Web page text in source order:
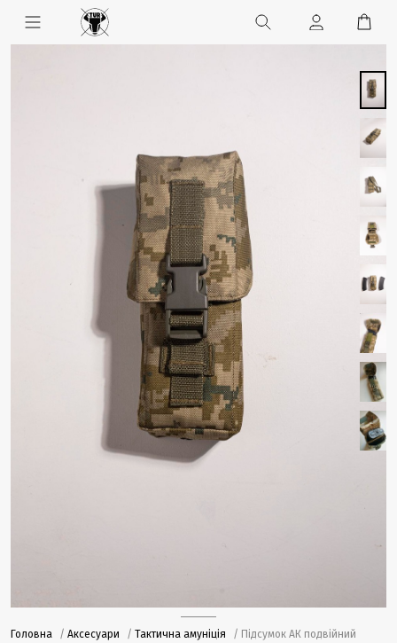
Головна / Аксесуари / Тактична амуніція
/ Підсумок АК подвійний